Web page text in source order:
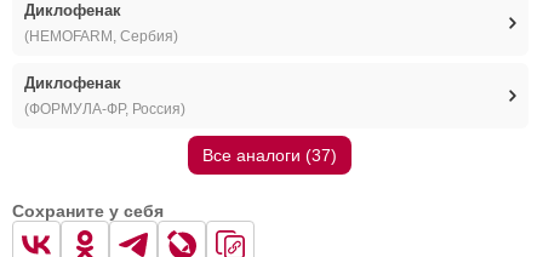
Диклофенак
(HEMOFARM, Сербия)
Диклофенак
(ФОРМУЛА-ФР, Россия)
Все аналоги (37)
Сохраните у себя